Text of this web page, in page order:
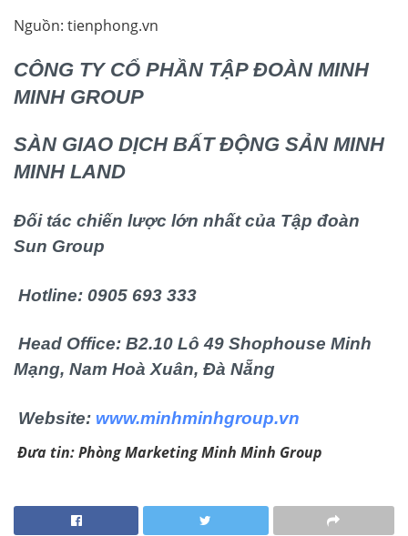
Nguồn: tienphong.vn
CÔNG TY CỔ PHẦN TẬP ĐOÀN MINH
MINH GROUP
SÀN GIAO DỊCH BẤT ĐỘNG SẢN MINH
MINH LAND
Đối tác chiến lược lớn nhất của Tập đoàn
Sun Group
Hotline: 0905 693 333
Head Office: B2.10 Lô 49 Shophouse Minh
Mạng, Nam Hoà Xuân, Đà Nẵng
Website: www.minhminhgroup.vn
Đưa tin: Phòng Marketing Minh Minh Group